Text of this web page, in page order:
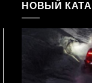
НОВЫЙ